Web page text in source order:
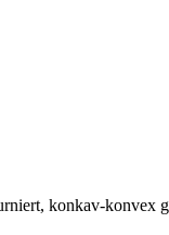
konkav-konvex